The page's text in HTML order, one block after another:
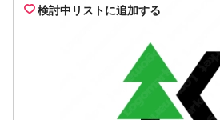
検討中リストに追加する